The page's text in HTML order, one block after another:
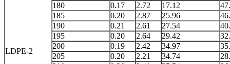
LDPE-2
180
0.17 2.72 17.12
185
0.20 2.87 25.96
190
0.21 2.61 27.54
195
0.20 2.64 29.42
200
0.19 2.42 34.97
205
0.20 2.21 34.74